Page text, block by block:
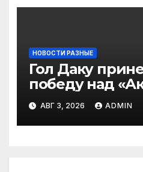
НОВОСТИ РАЗНЫЕ
Гол Даку
победу над
матче РПЛ
АВГ 3, 2026 ADMIN